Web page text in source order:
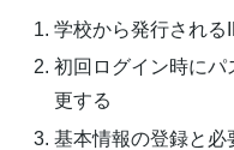
学校から発行される
初回ログイン時に
更する
基本情報の登録と必